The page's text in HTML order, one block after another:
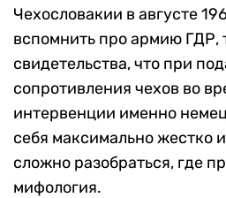
Чехословакии в августе
вспомнить про армию ГДР,
свидетельства, что при
сопротивления чехов во
интервенции именно
себя максимально жестко
сложно разобраться, где
мифология.